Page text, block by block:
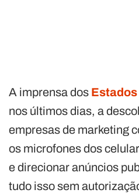
A imprensa dos
nos últimos dias, a
empresas de marketing
os microfones dos
e direcionar anúncios
tudo isso sem